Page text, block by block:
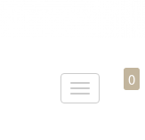
T
0